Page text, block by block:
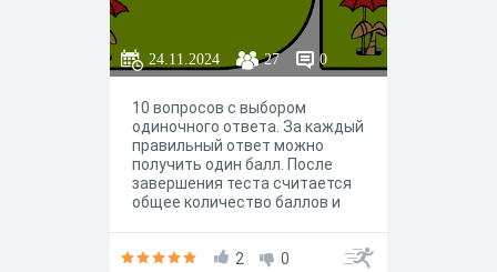
24.11.2024 27 0
10 вопросов с выбором
одиночного ответа. За каждый
правильный ответ можно
получить один балл. После
завершения теста считается
общее количество баллов и
2 0